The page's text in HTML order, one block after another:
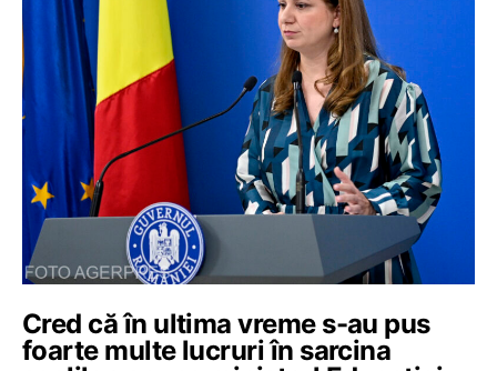
Cred că în ultima vreme s-au pus
foarte multe lucruri în sarcina